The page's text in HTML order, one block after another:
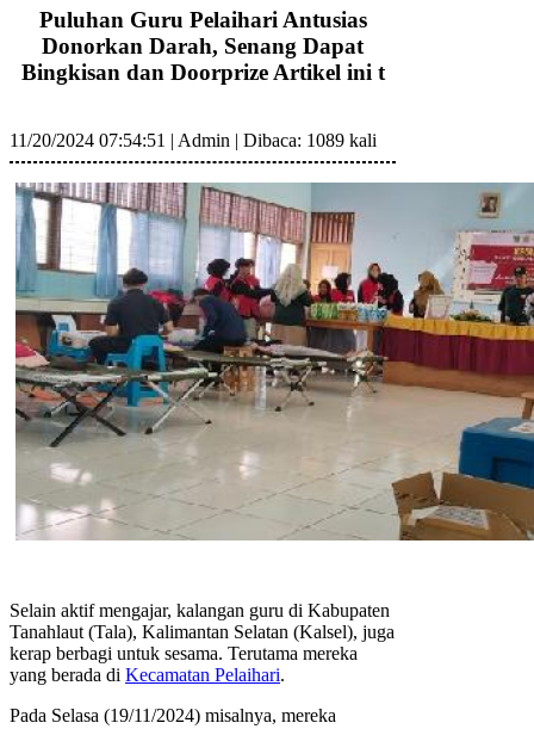
Puluhan Guru Pelaihari Antusias
Donorkan Darah, Senang Dapat
Bingkisan dan Doorprize Artikel ini t
11/20/2024 07:54:51 | Admin | Dibaca: 1089 kali
Selain aktif mengajar, kalangan guru di Kabupaten
Tanahlaut (Tala), Kalimantan Selatan (Kalsel), juga
kerap berbagi untuk sesama. Terutama mereka
yang berada di Kecamatan Pelaihari.
Pada Selasa (19/11/2024) misalnya, mereka